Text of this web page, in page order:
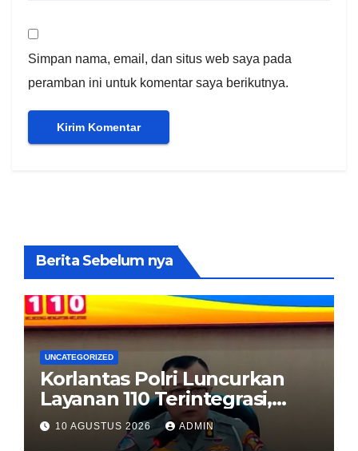
Simpan nama, email, dan situs web saya pada
peramban ini untuk komentar saya berikutnya.
Berita Sebelum nya
UNCATEGORIZED
Korlantas Polri Luncurkan
Layanan 110 Terintegrasi,
Percepat Respons Polisi di
Jalan Tol
10 AGUSTUS 2026 ADMIN